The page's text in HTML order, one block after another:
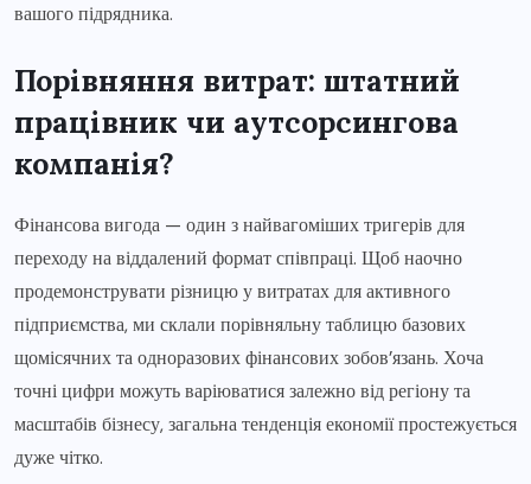
вашого підрядника.
Порівняння витрат: штатний
працівник чи аутсорсингова
компанія?
Фінансова вигода — один з найвагоміших тригерів для
переходу на віддалений формат співпраці. Щоб наочно
продемонструвати різницю у витратах для активного
підприємства, ми склали порівняльну таблицю базових
щомісячних та одноразових фінансових зобов’язань. Хоча
точні цифри можуть варіюватися залежно від регіону та
масштабів бізнесу, загальна тенденція економії простежується
дуже чітко.